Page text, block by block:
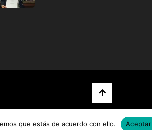
que estás de acuerdo con ello. Aceptar